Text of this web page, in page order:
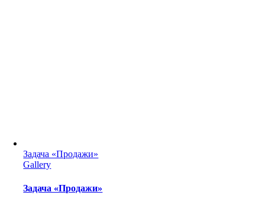
Задача «Продажи»
Gallery
Задача «Продажи»